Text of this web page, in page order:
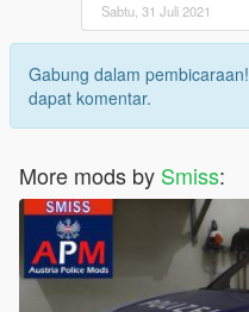
Sabtu, 31 Juli 2021
Gabung dalam pembicaraan!
dapat komentar.
More mods by Smiss: